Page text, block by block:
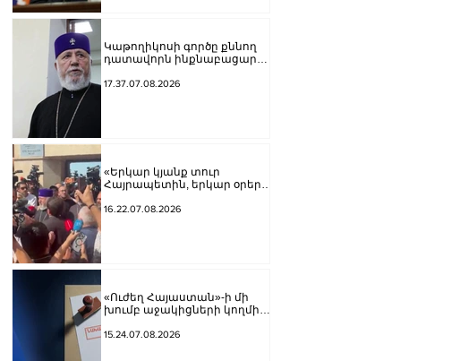
Կաթողիկոսի գործը քննող
դատավորն ինքնաբացարկ
17.37.07.08.2026
«Երկար կյանք տուր
Հայրապետին, երկար օրեր՝
քաղաքացիները
16.22.07.08.2026
«Ուժեղ Հայաստան»-ի մի
խումբ աջակիցների կողմից
խոչընդոտելու վերաբերյալ
15.24.07.08.2026